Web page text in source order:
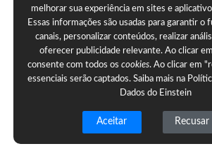
melhorar sua experiência em sites e
Essas informações são usadas para garantir o
canais, personalizar conteúdos, realizar
oferecer publicidade relevante. Ao clicar
consente com todos oscookies. Ao clicar em
essenciais serão captados. Saiba mais na
Dados do Einstein
Aceitar Recusar